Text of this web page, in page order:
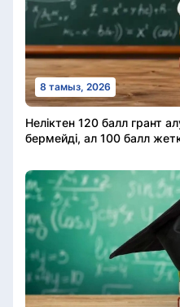
8 тамыз, 2026
Неліктен 120 балл грант
бермейді, ал 100 балл